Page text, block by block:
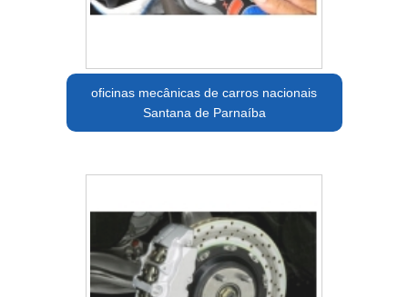
oficinas mecânicas de carros nacionais
Santana de Parnaíba